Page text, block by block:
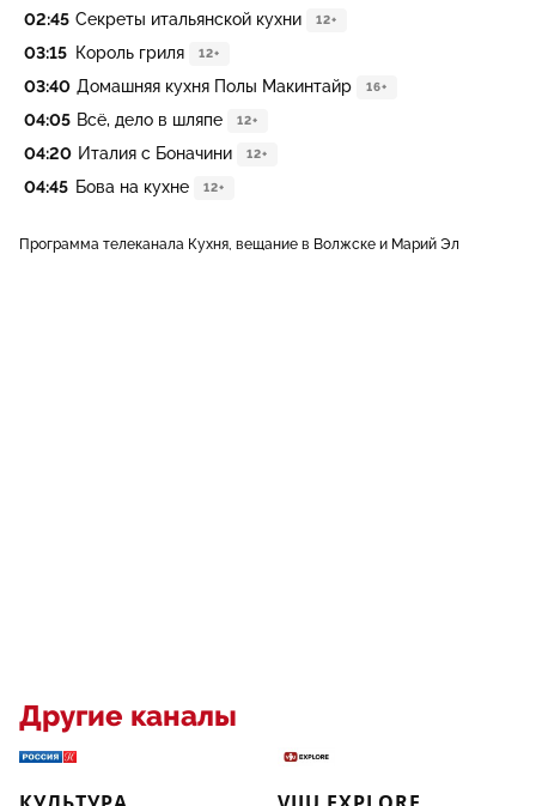
02:45 Секреты итальянской кухни 12+
03:15 Король гриля 12+
03:40 Домашняя кухня Полы Макинтайр 16+
04:05 Всё, дело в шляпе 12+
04:20 Италия с Боначини 12+
04:45 Бова на кухне 12+
Программа телеканала Кухня, вещание в Волжске и Марий Эл
Другие каналы